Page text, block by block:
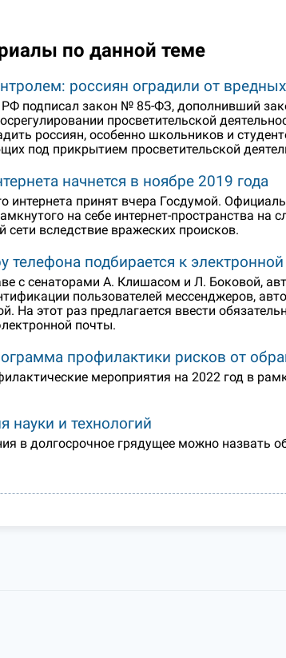
по данной теме
россиян оградили от
РФ подписал закон № 85-ФЗ, дополнивший
просветительской
россиян, особенно школьников и
под прикрытием просветительской
начнется в ноябре 2019 года
интернета принят вчера Госдумой.
на себе интернет-пространства на
сети вследствие вражеских происков.
подбирается к электронной
с сенаторами А. Клишасом и Л. Боковой,
пользователей мессенджеров,
На этот раз предлагается ввести
почты.
профилактики рисков от
мероприятия на 2022 год в
науки и технологий
в долгосрочное грядущее можно назвать